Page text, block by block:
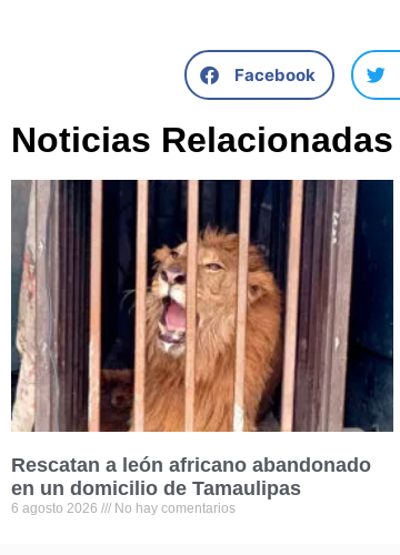
Facebook
Noticias Relacionadas
Rescatan a león africano abandonado
en un domicilio de Tamaulipas
6 agosto 2026 No hay comentarios